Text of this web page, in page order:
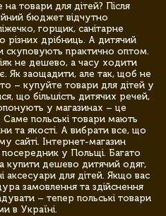
товари для дітей? Після
бюджет відчутно
горщик, санітарне
різних дрібниць. А дитячий
скуповують практично оптом.
не дешево, а часу ходити
Як заощадити, але так, щоб не
– купуйте товари для дітей у
що більшість дитячих речей,
у магазинах – це
Саме польські товари мають
та якості. А вибрати все, що
сайті. Інтернет-магазин
у Польщі. Багато
купити дешево дитячий одяг,
аксесуари для дітей. Якщо вас
замовлення та здійснення
– тепер польські товари
в Україні.